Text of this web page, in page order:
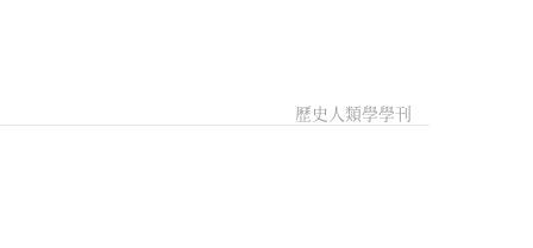
歷史人類學學刊